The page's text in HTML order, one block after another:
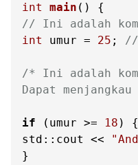
int main ()
// Ini adalah
int
umur = 25 ; //
/* Ini adalah
Dapat
if (umur >= 18 ) {
std::cout <<